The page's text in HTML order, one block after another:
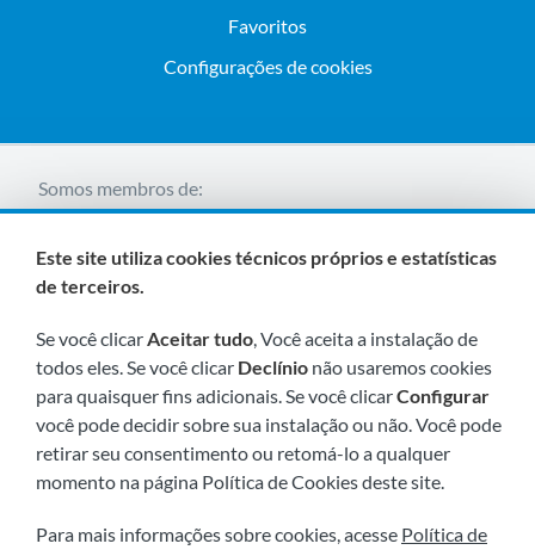
Favoritos
Configurações de cookies
Somos membros de:
Visite-nos em breve em:
Este site utiliza cookies técnicos próprios e estatísticas
de terceiros.
Se você clicarAceitar tudo, Você aceita a instalação de
todos eles. Se você clicar Declínio não usaremos cookies
para quaisquer fins adicionais. Se você clicarConfigurar
você pode decidir sobre sua instalação ou não. Você pode
retirar seu consentimento ou retomá-lo a qualquer
momento na página Política de Cookies deste site.
Para mais informações sobre cookies, acesse Política de